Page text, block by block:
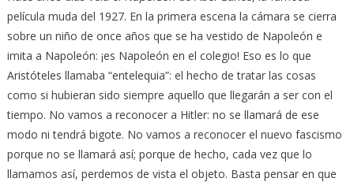
película muda del 1927. En la primera escena la cámara se cierra
sobre un niño de once años que se ha vestido de Napoleón e
imita a Napoleón: ¡es Napoleón en el colegio! Eso es lo que
Aristóteles llamaba “entelequia”: el hecho de tratar las cosas
como si hubieran sido siempre aquello que llegarán a ser con el
tiempo. No vamos a reconocer a Hitler: no se llamará de ese
modo ni tendrá bigote. No vamos a reconocer el nuevo fascismo
porque no se llamará así; porque de hecho, cada vez que lo
llamamos así, perdemos de vista el objeto. Basta pensar en que